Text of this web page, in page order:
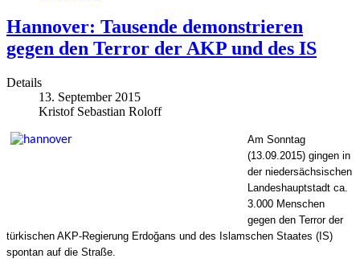
Hannover: Tausende demonstrieren
gegen den Terror der AKP und des IS
Details
13. September 2015
Kristof Sebastian Roloff
Am Sonntag
(13.09.2015) gingen in
der niedersächsischen
Landeshauptstadt ca.
3.000 Menschen
gegen den Terror der
türkischen AKP-Regierung Erdoğans und des Islamschen Staates (IS)
spontan auf die Straße.